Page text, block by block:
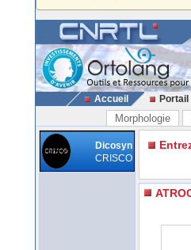
Accueil Portail
Morphologie
Dicosyn
CRISCO